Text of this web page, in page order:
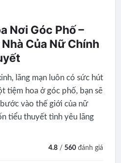
Nơi Góc Phố –
Của Nữ Chính
lãng mạn luôn có sức hút
tiệm hoa ở góc phố, bạn sẽ
vào thế giới của nữ
tiểu thuyết tình yêu lãng
4.8 /560 đánh giá